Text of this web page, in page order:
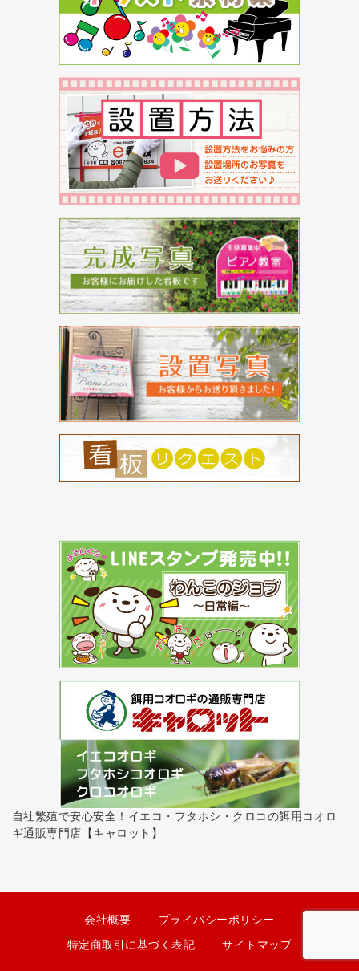
自社繁殖で安心安全！イエコ・フタホシ・クロコの餌用コオロ
ギ通販専門店【キャロット】
会社概要 プライバシーポリシー
特定商取引に基づく表記 サイトマップ